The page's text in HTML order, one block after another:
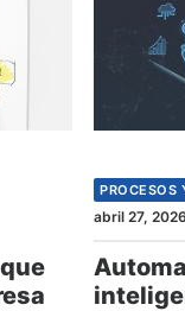
PROCESOS
abril 27, 2026